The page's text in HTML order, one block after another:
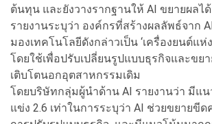
ต้นทุน และยังวางรากฐานให้ AI ขยายผลไ
รายงานระบุว่า องค์กรที่สร้างผลลัพธ์จาก
มองเทคโนโลยีดังกล่าวเป็น ‘เครื่องยนต์แห่
โดยใช้เพื่อปรับเปลี่ยนรูปแบบธุรกิจและขย
เติบโตนอกอุตสาหกรรมเดิม
โดยบริษัทกลุ่มผู้นำด้าน AI รายงานว่า มีแ
แข่ง 2.6 เท่าในการระบุว่า AI ช่วยขยายขี